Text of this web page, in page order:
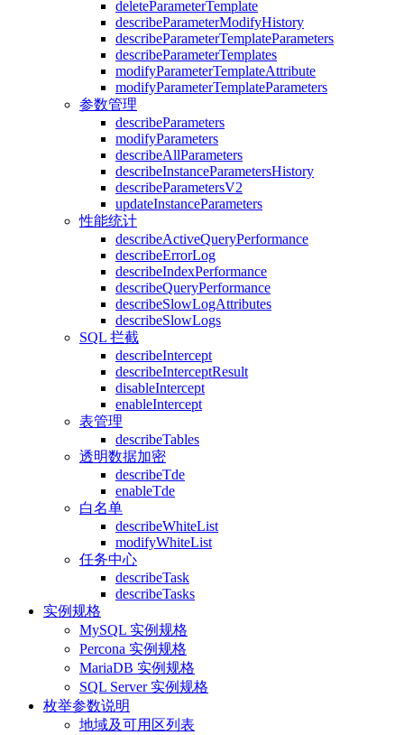
deleteParameterTemplate
describeParameterModifyHistory
describeParameterTemplateParameters
describeParameterTemplates
modifyParameterTemplateAttribute
modifyParameterTemplateParameters
参数管理
describeParameters
modifyParameters
describeAllParameters
describeInstanceParametersHistory
describeParametersV2
updateInstanceParameters
性能统计
describeActiveQueryPerformance
describeErrorLog
describeIndexPerformance
describeQueryPerformance
describeSlowLogAttributes
describeSlowLogs
SQL 拦截
describeIntercept
describeInterceptResult
disableIntercept
enableIntercept
表管理
describeTables
透明数据加密
describeTde
enableTde
白名单
describeWhiteList
modifyWhiteList
任务中心
describeTask
describeTasks
实例规格
MySQL 实例规格
Percona 实例规格
MariaDB 实例规格
SQL Server 实例规格
枚举参数说明
地域及可用区列表